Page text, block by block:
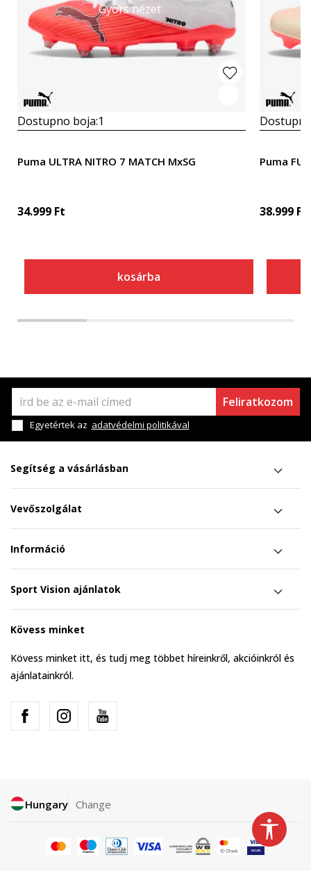
Gyors nézet
Dostupno boja:1
Puma ULTRA NITRO 7 MATCH MxSG
34.999 Ft
kosárba
Puma
38.999 Ft
Feliratkozom
Egyetértek az adatvédelmi politikával
Segítség a vásárlásban
Vevőszolgálat
Információ
Sport Vision ajánlatok
Kövess minket
Kövess minket itt, és tudj meg többet híreinkről, akcióinkról és
ajánlatainkról.
Hungary Change